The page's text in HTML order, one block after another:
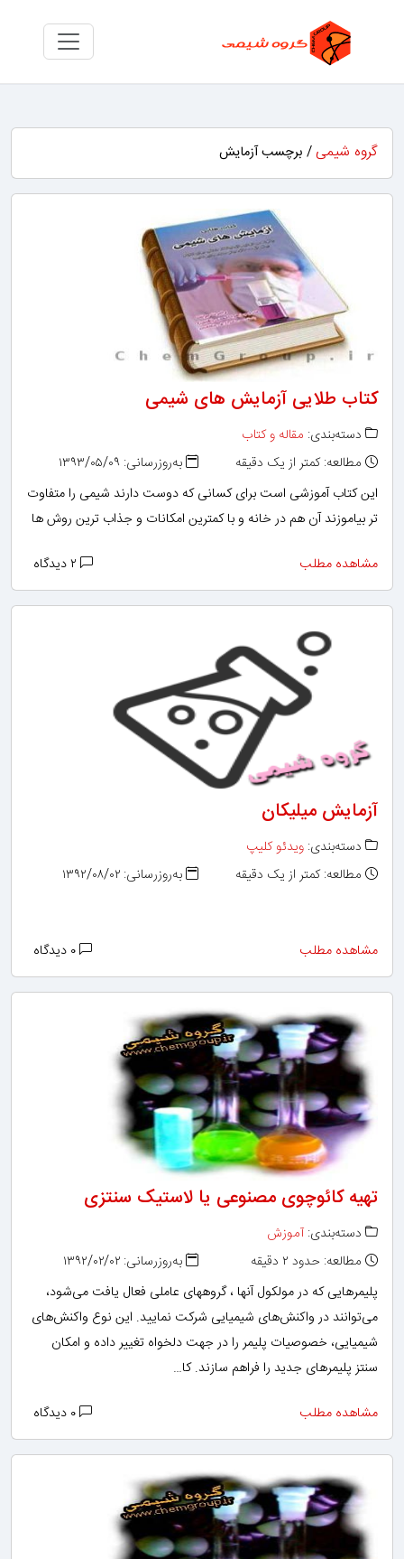
گروه شیمی / برچسب آزمایش
کتاب طلایی آزمایش های شیمی
دسته‌بندی: مقاله و کتاب
مطالعه: کمتر از یک دقیقه
به‌روزرسانی: ۱۳۹۳/۰۵/۰۹
این کتاب آموزشی است برای کسانی که دوست دارند شیمی را متفاوت
تر بیاموزند آن هم در خانه و با کمترین امکانات و جذاب ترین روش ها
مشاهده مطلب
آزمایش میلیکان
دسته‌بندی: ویدئو کلیپ
مطالعه: کمتر از یک دقیقه
به‌روزرسانی: ۱۳۹۲/۰۸/۰۲
مشاهده مطلب
تهیه کائوچوی مصنوعی یا لاستیک سنتزی
دسته‌بندی: آموزش
مطالعه: حدود ۲ دقیقه
به‌روزرسانی: ۱۳۹۲/۰۲/۰۲
پلیمرهایی که در مولکول آنها ، گروههای عاملی فعال یافت می‌شود،
می‌توانند در واکنش‌های شیمیایی شرکت نمایید. این نوع واکنش‌های
شیمیایی، خصوصیات پلیمر را در جهت دلخواه تغییر داده و امکان
سنتز پلیمرهای جدید را فراهم سازند. کا…
مشاهده مطلب